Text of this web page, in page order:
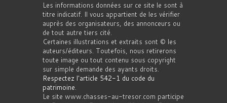
Les informations données sur ce site le sont à
titre indicatif. Il vous appartient de les vérifier
auprès des organisateurs, des annonceurs ou
de tout autre tiers cité.
Certaines illustrations et extraits sont © les
auteurs/éditeurs. Toutefois, nous retirerons
toute image ou tout contenu sous copyright
sur simple demande des ayants droits.
Respectez l'article 542-1 du code du
patrimoine.
Le site www.chasses-au-tresor.com participe